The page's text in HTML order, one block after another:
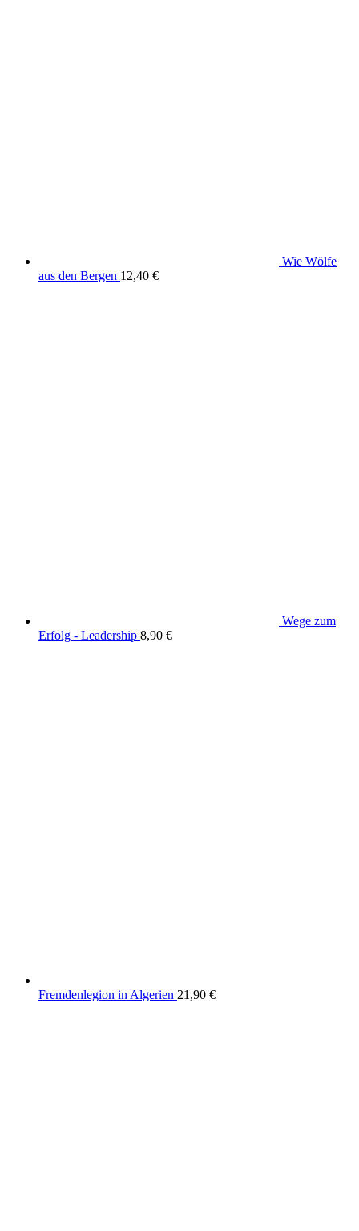
Wie Wölfe
aus den Bergen 12,40 €
Wege zum
Erfolg - Leadership 8,90 €
Fremdenlegion in Algerien 21,90 €